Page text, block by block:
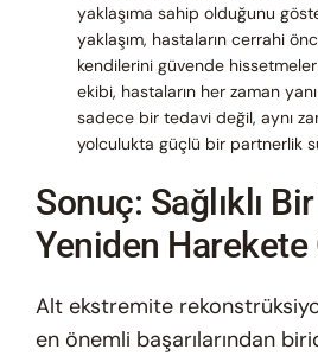
yaklaşıma sahip olduğunu
yaklaşım, hastaların cerrahi
kendilerini güvende
ekibi, hastaların her zaman
sadece bir tedavi değil, aynı
yolculukta güçlü bir partnerlik
Sonuç: Sağlıklı
Yeniden Harekete
Alt ekstremite
en önemli başarılarından